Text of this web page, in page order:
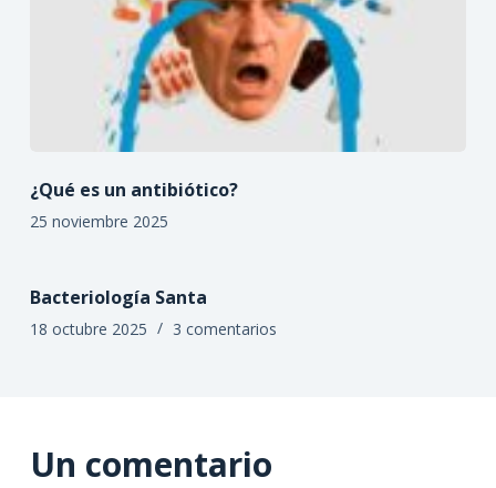
¿Qué es un antibiótico?
25 noviembre 2025
Bacteriología Santa
18 octubre 2025 3 comentarios
Un comentario